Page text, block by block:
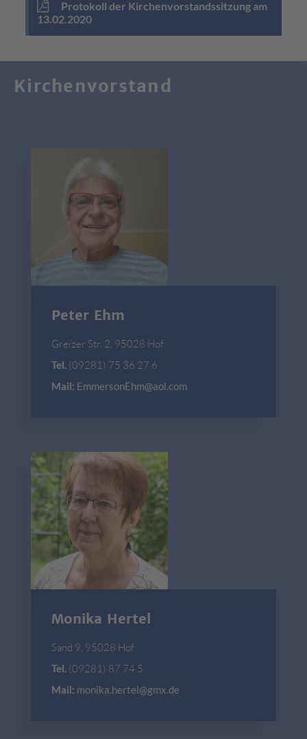
Protokoll der Kirchenvorstandssitzung am
13.02.2020
Kirchenvorstand
Peter Ehm
Greizer Str. 2, 95028 Hof
Tel. (09281) 75 36 27 6
Mail: EmmersonEhm@aol.com
Monika Hertel
Sand 9, 95028 Hof
Tel. (09281) 87 74 5
Mail: monika.hertel@gmx.de